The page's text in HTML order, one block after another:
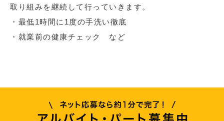
取り組みを継続して行っていきます。
・最低1時間に1度の手洗い徹底
・就業前の健康チェック など